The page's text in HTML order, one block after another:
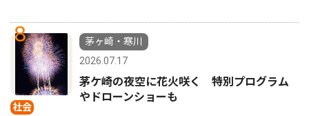
8
社会
茅ヶ崎・寒川
2026.07.17
茅ケ崎の夜空に花火咲く 特別プログラム
やドローンショーも